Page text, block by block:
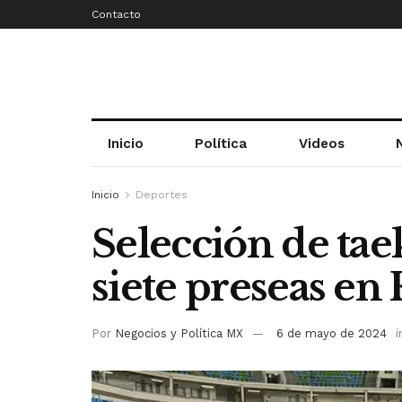
Contacto
Inicio Política Videos
Inicio Deportes
Selección de
siete preseas
Por Negocios y Política MX 6 de mayo de 2024